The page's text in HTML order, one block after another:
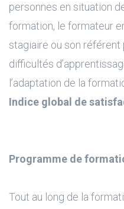
personnes en situation
formation, le formateur
stagiaire ou son référent
difficultés
l’adaptation de la
Indice global de
Programme de
Tout au long de la